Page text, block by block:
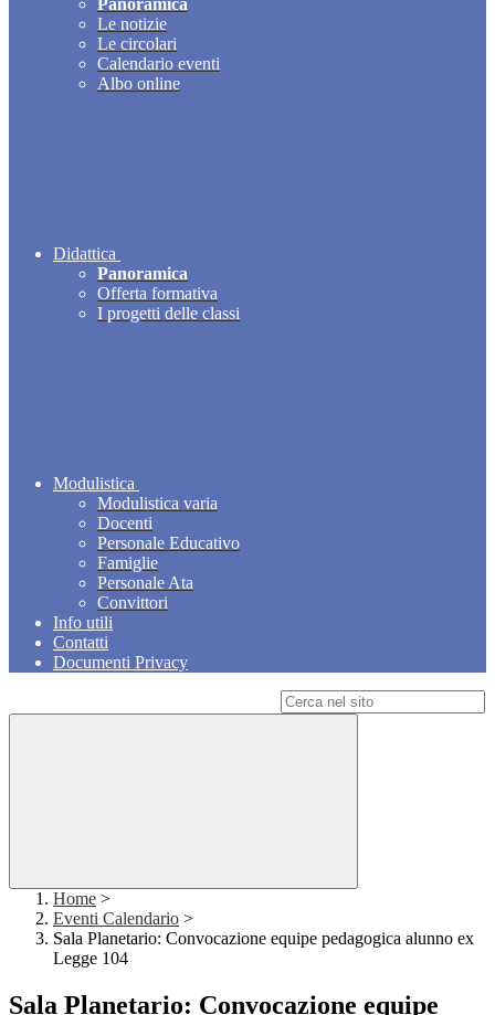
Panoramica
Le notizie
Le circolari
Calendario eventi
Albo online
Didattica
Panoramica
Offerta formativa
I progetti delle classi
Modulistica
Modulistica varia
Docenti
Personale Educativo
Famiglie
Personale Ata
Convittori
Info utili
Contatti
Documenti Privacy
Home >
Eventi Calendario >
Sala Planetario: Convocazione equipe pedagogica alunno ex
Legge 104
Sala Planetario: Convocazione equipe